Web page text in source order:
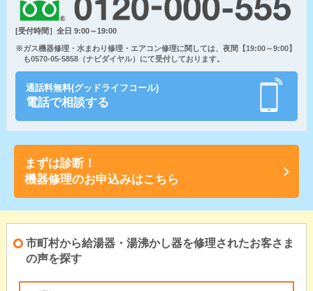
[受付時間］全日 9:00～19:00
※ガス機器修理・水まわり修理・エアコン修理に関しては、夜間【19:00～9:00】
も0570-05-5858（ナビダイヤル）にて受付しております。
通話料無料(グッドライフコール)
電話で相談する
まずは診断！
機器修理のお申込みはこちら
市町村から給湯器・湯沸かし器を修理されたお客さま
の声を探す